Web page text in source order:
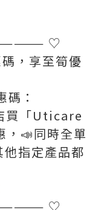
♡
，享至筍優
：
買「Uticare
，📣同時全單
指定產品都
♡